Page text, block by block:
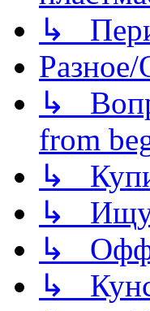
↳
Разное/
↳
from
↳
↳ Ищу
↳
↳